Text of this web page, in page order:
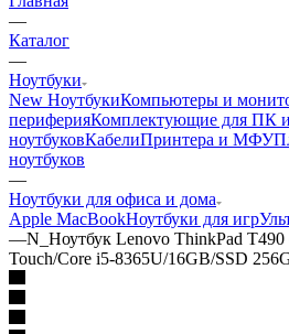
—
Каталог
—
Ноутбуки
New НоутбукиКомпьютеры и
периферияКомплектующие для ПК и
ноутбуковКабелиПринтера и МФУ
ноутбуков
—
Ноутбуки для офиса и дома
Apple MacBookНоутбуки для игр
—N_Ноутбук Lenovo ThinkPad
Touch/Core i5-8365U/16GB/SSD